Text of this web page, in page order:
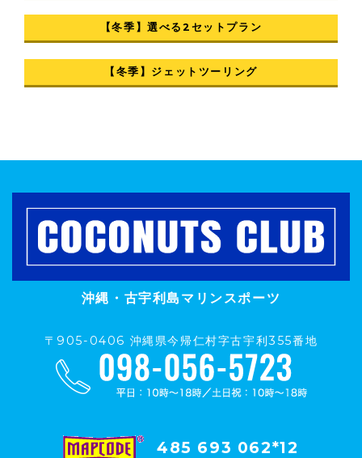
【冬季】選べる2セットプラン
【冬季】ジェットツーリング
沖縄・古宇利島マリンスポーツ
〒905-0406 沖縄県今帰仁村字古宇利355番地
485 693 062*12